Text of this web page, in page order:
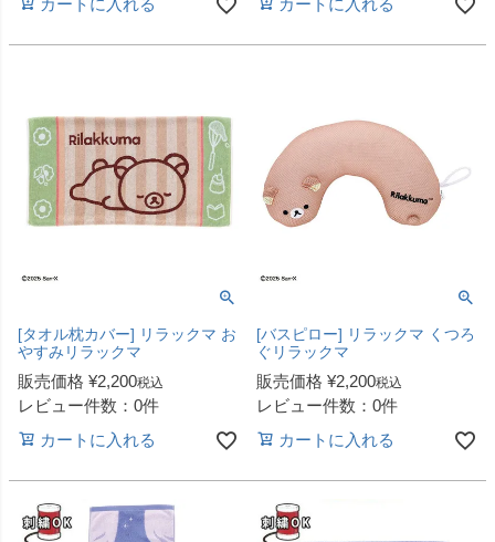
[タオル枕カバー] リラックマ お
やすみリラックマ
販売価格 ¥2,200税込
レビュー件数：0件
カートに入れる
[バスピロー] リラックマ くつろ
ぐリラックマ
販売価格 ¥2,200税込
レビュー件数：0件
カートに入れる